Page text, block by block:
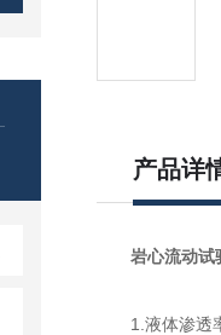
产品详
岩心流动试
1.液体渗透